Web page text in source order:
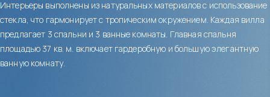
Интерьеры выполнены из натуральных материалов с использование
стекла, что гармонирует с тропическим окружением. Каждая вилла
предлагает 3 спальни и 3 ванные комнаты. Главная спальня
площадью 37 кв. м. включает гардеробную и большую элегантную
ванную комнату.